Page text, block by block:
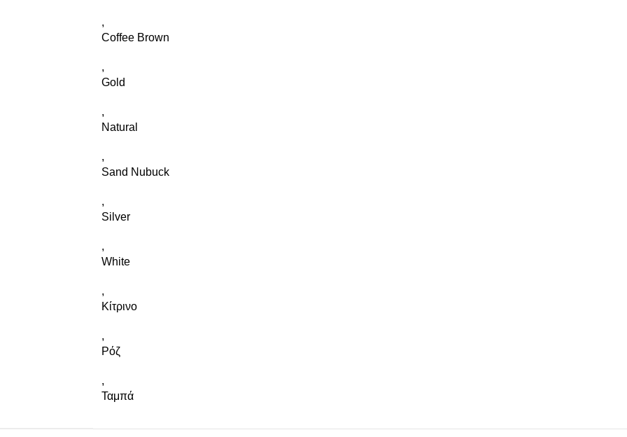
,
Coffee Brown
,
Gold
,
Natural
,
Sand Nubuck
,
Silver
,
White
,
Κίτρινο
,
Ρόζ
,
Ταμπά